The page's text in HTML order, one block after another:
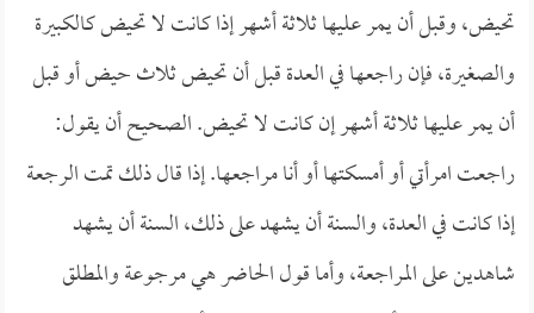
تحيض، وقبل أن يمر عليها ثلاثة أشهر إذا كانت لا تحيض كالكبيرة
والصغيرة، فإن راجعها في العدة قبل أن تحيض ثلاث حيض أو قبل
أن يمر عليها ثلاثة أشهر إن كانت لا تحيض. الصحيح أن يقول:
راجعت امرأتي أو أمسكتها أو أنا مراجعها. إذا قال ذلك تمت الرجعة
إذا كانت في العدة، والسنة أن يشهد على ذلك، السنة أن يشهد
شاهدين على المراجعة، وأما قول الحاضر هي مرجوعة والمطلق